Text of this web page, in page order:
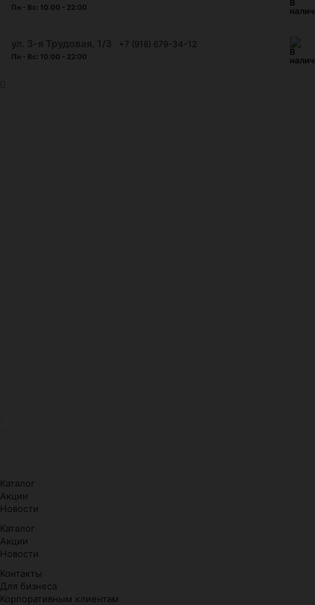
Пн - Вс: 10:00 - 22:00
+7 (918) 679-34-12
Пн - Вс: 10:00 - 22:00
Каталог
Акции
Новости
Каталог
Акции
Новости
Контакты
Для бизнеса
Корпоративным клиентам